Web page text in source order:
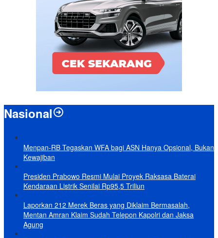
Nasional
Menpan-RB Tegaskan WFA bagi ASN Hanya Opsional, Bukan
Kewajiban
Presiden Prabowo Resmi Mulai Proyek Raksasa Baterai
Kendaraan Listrik Senilai Rp95,5 Triliun
Laporkan 212 Merek Beras yang Diklaim Bermasalah,
Mentan Amran Klaim Sudah Telepon Kapolri dan Jaksa
Agung